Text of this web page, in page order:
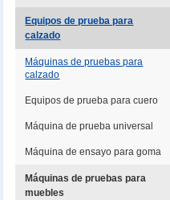
Equipos de prueba para
calzado
Máquinas de pruebas para
calzado
Equipos de prueba para cuero
Máquina de prueba universal
Máquina de ensayo para goma
Máquinas de pruebas para
muebles